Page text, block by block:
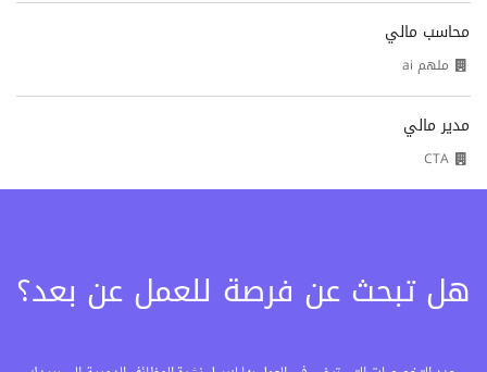
محاسب مالي
ملهم ai
مدير مالي
CTA
هل تبحث عن فرصة للعمل عن بعد؟